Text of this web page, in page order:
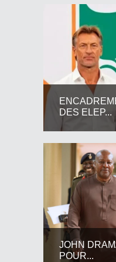
DES ELEP...
JOHN
POUR...